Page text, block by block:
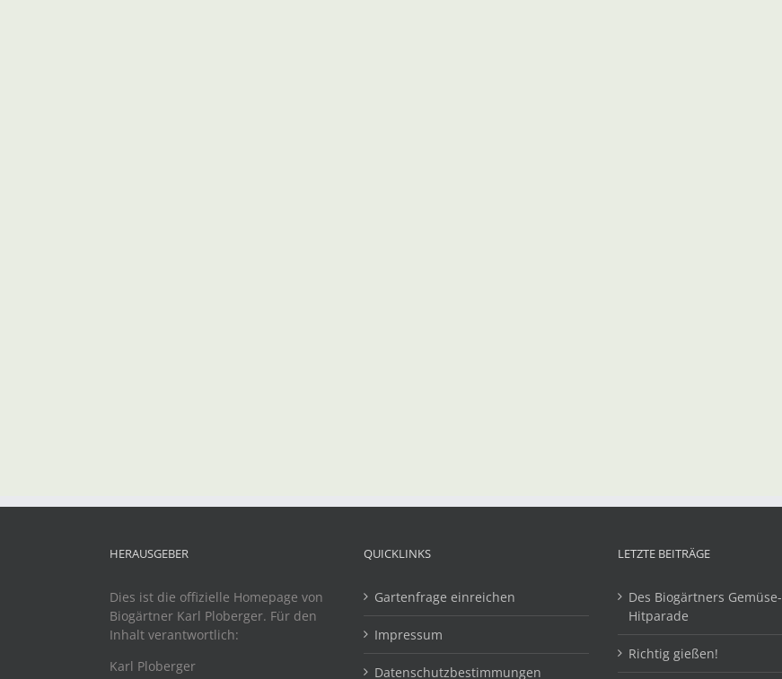
HERAUSGEBER
Dies ist die offizielle Homepage von
Biogärtner Karl Ploberger. Für den
Inhalt verantwortlich:
Karl Ploberger
QUICKLINKS
Gartenfrage einreichen
Impressum
Datenschutzbestimmungen
LETZTE BEITRÄGE
Des Biogärtners Gemüse-
Hitparade
Richtig gießen!